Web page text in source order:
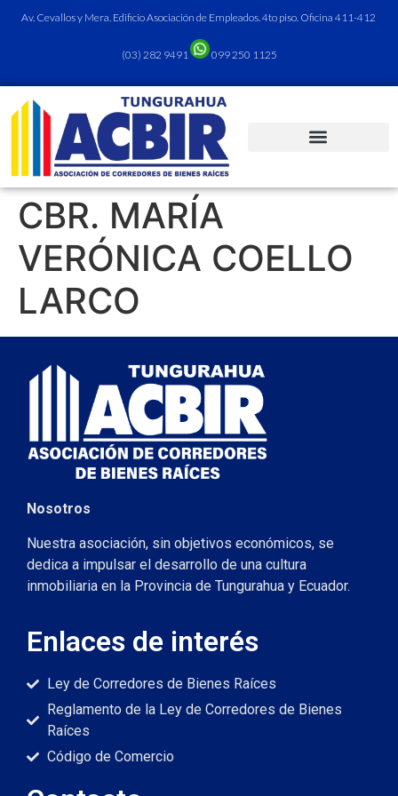
Av. Cevallos y Mera. Edificio Asociación de Empleados. 4to piso. Oficina 411-412
(03) 282 9491 099 250 1125
CBR. MARÍA
VERÓNICA COELLO
LARCO
Nosotros
Nuestra asociación, sin objetivos económicos, se
dedica a impulsar el desarrollo de una cultura
inmobiliaria en la Provincia de Tungurahua y Ecuador.
Enlaces de interés
Ley de Corredores de Bienes Raíces
Reglamento de la Ley de Corredores de Bienes
Raíces
Código de Comercio